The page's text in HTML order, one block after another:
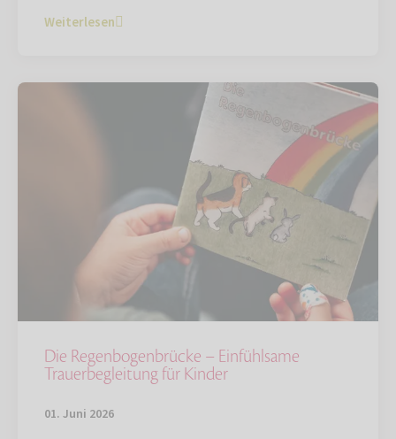
Weiterlesen
Die Regenbogenbrücke – Einfühlsame
Trauerbegleitung für Kinder
01. Juni 2026